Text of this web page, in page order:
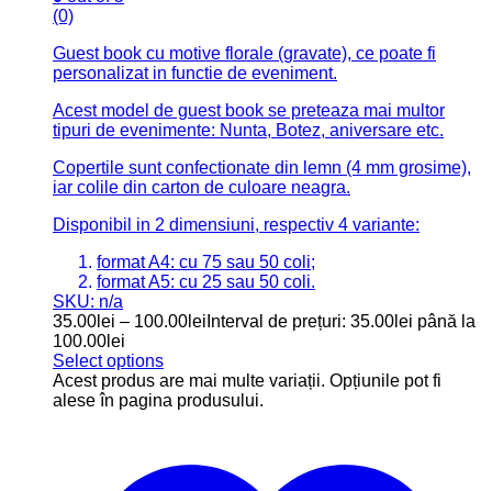
(0)
Guest book cu motive florale (gravate), ce poate fi
personalizat in functie de eveniment.
Acest model de guest book se preteaza mai multor
tipuri de evenimente: Nunta, Botez, aniversare etc.
Copertile sunt confectionate din lemn (4 mm grosime),
iar colile din carton de culoare neagra.
Disponibil in 2 dimensiuni, respectiv 4 variante:
format A4: cu 75 sau 50 coli;
format A5: cu 25 sau 50 coli.
SKU: n/a
35.00 lei – 100.00 lei Interval de prețuri: 35.00lei până la
100.00lei
Select options
Acest produs are mai multe variații. Opțiunile pot fi
alese în pagina produsului.